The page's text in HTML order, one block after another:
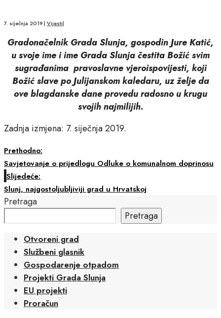
7. siječnja 2019.| Vijesti|
Gradonačelnik Grada Slunja, gospodin Jure Katić,
u svoje ime i ime Grada Slunja čestita Božić svim
sugrađanima pravoslavne vjeroispovijesti, koji
Božić slave po Julijanskom kaledaru, uz želje da
ove blagdanske dane provedu radosno u krugu
svojih najmilijih.
Zadnja izmjena: 7. siječnja 2019.
Prethodno:
Savjetovanje o prijedlogu Odluke o komunalnom doprinosu
Slijedeće:
Slunj, najgostoljubljiviji grad u Hrvatskoj
Pretraga
Pretraga
Otvoreni grad
Službeni glasnik
Gospodarenje otpadom
Projekti Grada Slunja
EU projekti
Proračun